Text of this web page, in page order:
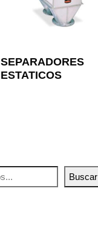
Buscar
SEPARADORES
ESTATICOS